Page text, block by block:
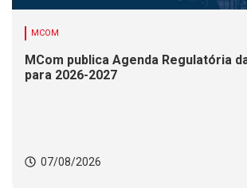
MCOM
MCom publica Agenda Regulatória
para 2026-2027
07/08/2026